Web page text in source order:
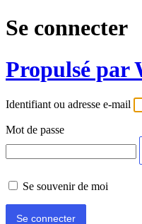
Se connecter
Propulsé par
Identifiant ou adresse e-mail
Mot de passe
Se souvenir de moi